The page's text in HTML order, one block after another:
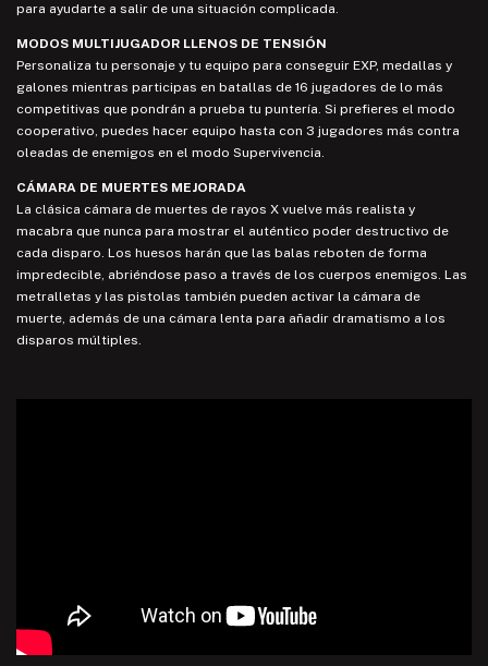
para ayudarte a salir de una situación complicada.
MODOS MULTIJUGADOR LLENOS DE TENSIÓN
Personaliza tu personaje y tu equipo para conseguir EXP, medallas y
galones mientras participas en batallas de 16 jugadores de lo más
competitivas que pondrán a prueba tu puntería. Si prefieres el modo
cooperativo, puedes hacer equipo hasta con 3 jugadores más contra
oleadas de enemigos en el modo Supervivencia.
CÁMARA DE MUERTES MEJORADA
La clásica cámara de muertes de rayos X vuelve más realista y
macabra que nunca para mostrar el auténtico poder destructivo de
cada disparo. Los huesos harán que las balas reboten de forma
impredecible, abriéndose paso a través de los cuerpos enemigos. Las
metralletas y las pistolas también pueden activar la cámara de
muerte, además de una cámara lenta para añadir dramatismo a los
disparos múltiples.